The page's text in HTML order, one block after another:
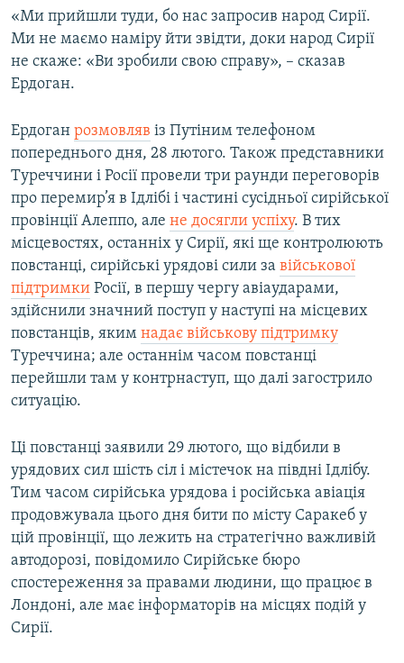
«Ми прийшли туди, бо нас запросив народ Сирії.
Ми не маємо наміру йти звідти, доки народ Сирії
не скаже: «Ви зробили свою справу», – сказав
Ердоган.
Ердоган розмовляв із Путіним телефоном
попереднього дня, 28 лютого. Також представники
Туреччини і Росії провели три раунди переговорів
про перемир’я в Ідлібі і частині сусідньої сирійської
провінції Алеппо, але не досягли успіху. В тих
місцевостях, останніх у Сирії, які ще контролюють
повстанці, сирійські урядові сили за військової
підтримки Росії, в першу чергу авіаударами,
здійснили значний поступ у наступі на місцевих
повстанців, яким надає військову підтримку
Туреччина; але останнім часом повстанці
перейшли там у контрнаступ, що далі загострило
ситуацію.
Ці повстанці заявили 29 лютого, що відбили в
урядових сил шість сіл і містечок на півдні Ідлібу.
Тим часом сирійська урядова і російська авіація
продовжувала цього дня бити по місту Саракеб у
цій провінції, що лежить на стратегічно важливій
автодорозі, повідомило Сирійське бюро
спостереження за правами людини, що працює в
Лондоні, але має інформаторів на місцях подій у
Сирії.